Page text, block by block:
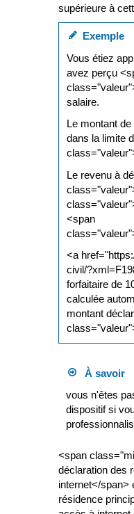
supérieure à
Exemple
Vous étiez
avez perçu
salaire.
Le montant
dans la limite
Le revenu à
<span
<a
civil/
forfaitaire de
calculée
montant
À savoir
vous n'êtes
dispositif si
<span
déclaration des
internet</span>
résidence